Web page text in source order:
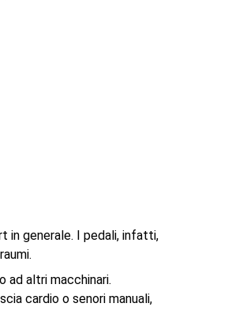
in generale. I pedali, infatti,
ad altri macchinari.
cardio o senori manuali,